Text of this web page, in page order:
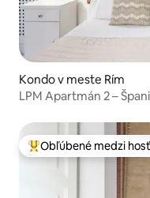
Kondo v meste Rím
LPM Apartmán 2 –
Najobľúbenejšie medzi
Obľúbené medzi